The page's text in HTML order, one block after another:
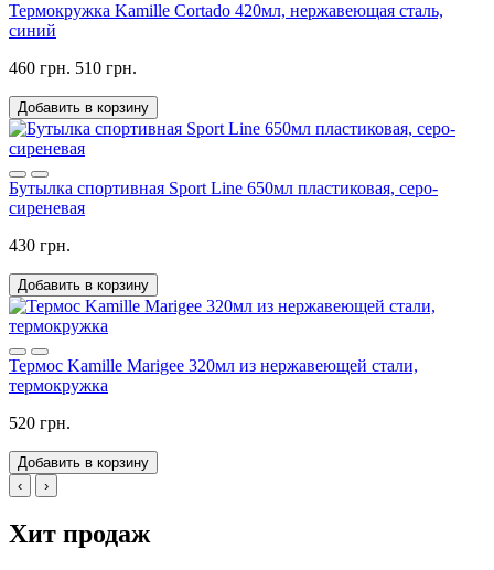
Термокружка Kamille Cortado 420мл, нержавеющая сталь,
синий
460 грн. 510 грн.
Добавить в корзину
Бутылка спортивная Sport Line 650мл пластиковая, серо-
сиреневая
430 грн.
Добавить в корзину
Термос Kamille Marigee 320мл из нержавеющей стали,
термокружка
520 грн.
Добавить в корзину
‹
›
Хит продаж